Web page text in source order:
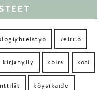
keittiö
kirjahylly koira koti
köysikaide